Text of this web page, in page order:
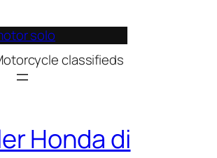
solo
classifieds
Honda di